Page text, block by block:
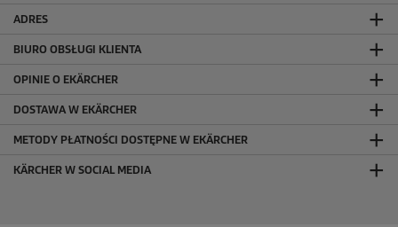
ADRES
BIURO OBSŁUGI KLIENTA
OPINIE O EKÄRCHER
DOSTAWA W EKÄRCHER
METODY PŁATNOŚCI DOSTĘPNE W EKÄRCHER
KÄRCHER W SOCIAL MEDIA